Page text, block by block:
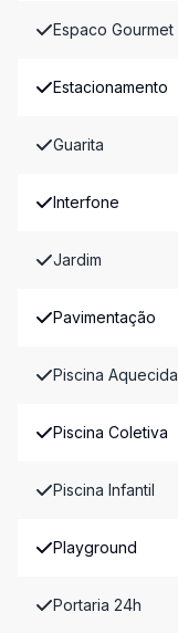
Espaco Gourmet
Estacionamento
Guarita
Interfone
Jardim
Pavimentação
Piscina Aquecida
Piscina Coletiva
Piscina Infantil
Playground
Portaria 24h